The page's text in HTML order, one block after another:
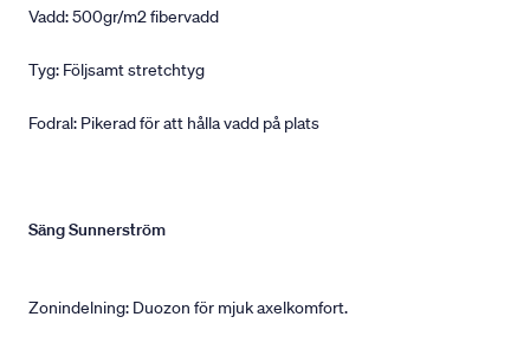
Vadd: 500gr/m2 fibervadd
Tyg: Följsamt stretchtyg
Fodral: Pikerad för att hålla vadd på plats
Säng Sunnerström
Zonindelning: Duozon för mjuk axelkomfort.